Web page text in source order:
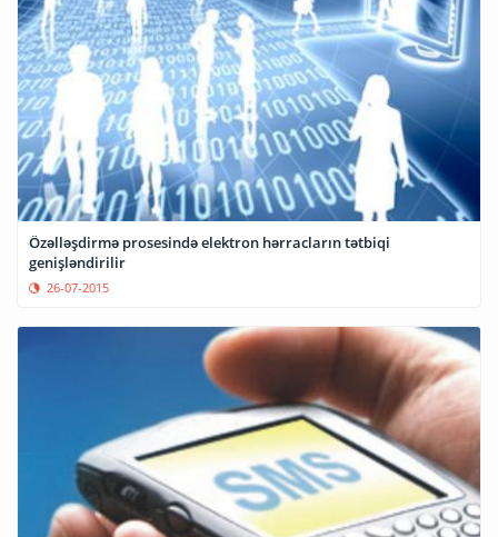
Özəlləşdirmə prosesində elektron hərracların tətbiqi
genişləndirilir
26-07-2015